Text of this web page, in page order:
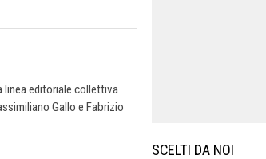
linea editoriale collettiva
Gallo e Fabrizio
SCELTI DA NOI